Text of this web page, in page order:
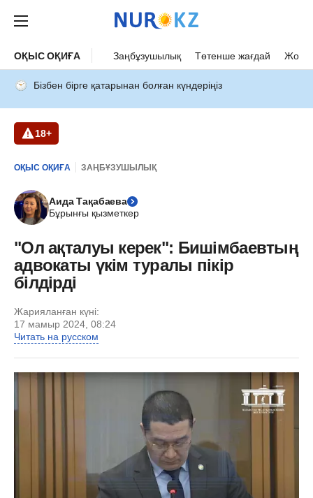
ОҚЫС ОҚИҒА Заңбұзушылық Төтенше жағдай Жол
Бізбен бірге қатарынан болған күндеріңіз
18+
ОҚЫС ОҚИҒА ЗАҢБҰЗУШЫЛЫҚ
Аида Тақабаева
Бұрынғы қызметкер
"Ол ақталуы керек": Бишімбаевтың
адвокаты үкім туралы пікір
білдірді
Жарияланған күні:
17 мамыр 2024, 08:24
Читать на русском